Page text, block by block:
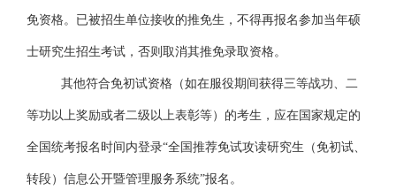
免资格。已被招生单位接收的推免生，不得再报名参加当年硕
士研究生招生考试，否则取消其推免录取资格。
其他符合免初试资格（如在服役期间获得三等战功、二
等功以上奖励或者二级以上表彰等）的考生，应在国家规定的
全国统考报名时间内登录“全国推荐免试攻读研究生（免初试、
转段）信息公开暨管理服务系统”报名。